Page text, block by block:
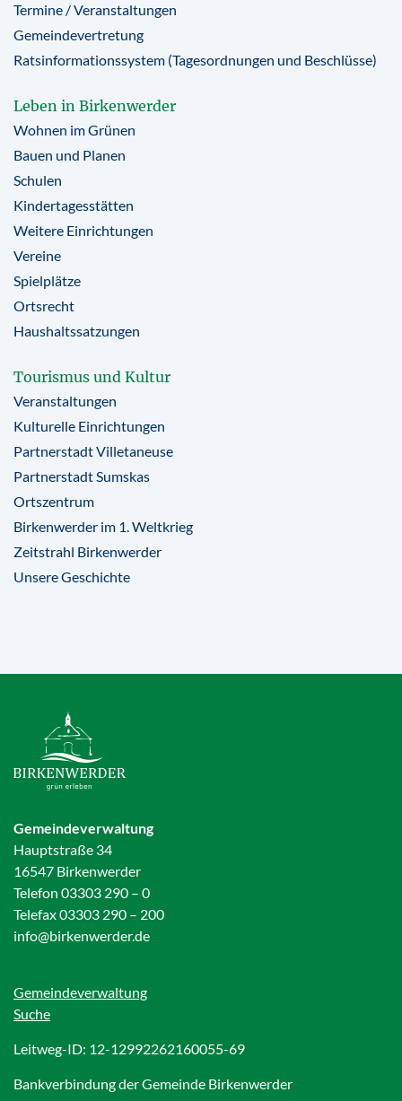
Termine / Veranstaltungen
Gemeindevertretung
Ratsinformationssystem (Tagesordnungen und Beschlüsse)
Leben in Birkenwerder
Wohnen im Grünen
Bauen und Planen
Schulen
Kindertagesstätten
Weitere Einrichtungen
Vereine
Spielplätze
Ortsrecht
Haushaltssatzungen
Tourismus und Kultur
Veranstaltungen
Kulturelle Einrichtungen
Partnerstadt Villetaneuse
Partnerstadt Sumskas
Ortszentrum
Birkenwerder im 1. Weltkrieg
Zeitstrahl Birkenwerder
Unsere Geschichte
Gemeindeverwaltung
Hauptstraße 34
16547 Birkenwerder
Telefon 03303 290 – 0
Telefax 03303 290 – 200
info@birkenwerder.de
Gemeindeverwaltung
Suche
Leitweg-ID: 12-12992262160055-69
Bankverbindung der Gemeinde Birkenwerder